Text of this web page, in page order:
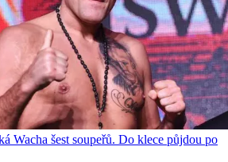
Wacha šest soupeřů. Do klece půjdou po